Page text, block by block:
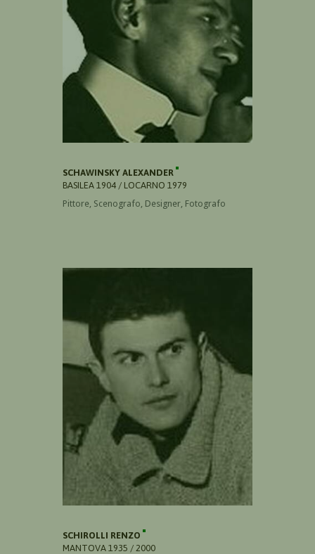
SCHAWINSKY ALEXANDER
BASILEA 1904 / LOCARNO 1979
Pittore, Scenografo, Designer, Fotografo
SCHIROLLI RENZO
MANTOVA 1935 / 2000